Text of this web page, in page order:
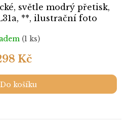
světle modrý přetisk,
**, ilustrační foto
(1 ks)
Kč
Do košíku